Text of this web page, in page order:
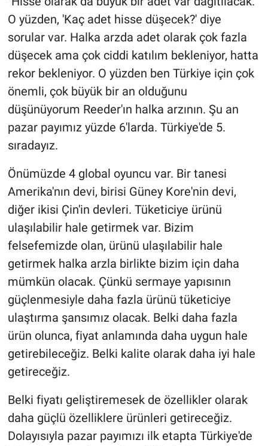
O yüzden, 'Kaç adet hisse düşecek?' diye
sorular var. Halka arzda adet olarak çok fazla
düşecek ama çok ciddi katılım bekleniyor, hatta
rekor bekleniyor. O yüzden ben Türkiye için çok
önemli, çok büyük bir an olduğunu
düşünüyorum Reeder'ın halka arzının. Şu an
pazar payımız yüzde 6'larda. Türkiye'de 5.
sıradayız.
Önümüzde 4 global oyuncu var. Bir tanesi
Amerika'nın devi, birisi Güney Kore'nin devi,
diğer ikisi Çin'in devleri. Tüketiciye ürünü
ulaşılabilir hale getirmek var. Bizim
felsefemizde olan, ürünü ulaşılabilir hale
getirmek halka arzla birlikte bizim için daha
mümkün olacak. Çünkü sermaye yapısının
güçlenmesiyle daha fazla ürünü tüketiciye
ulaştırma şansımız olacak. Belki daha fazla
ürün olunca, fiyat anlamında daha uygun hale
getirebileceğiz. Belki kalite olarak daha iyi hale
getireceğiz.
Belki fiyatı geliştiremesek de özellikler olarak
daha güçlü özelliklere ürünleri getireceğiz.
Dolayısıyla pazar payımızı ilk etapta Türkiye'de